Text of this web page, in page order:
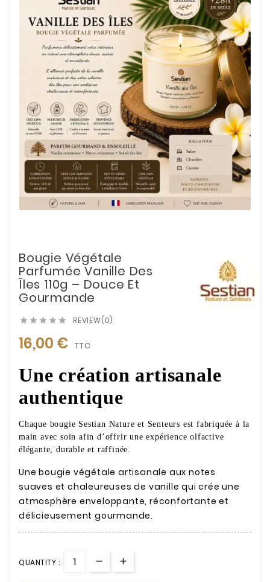
Bougie Végétale
Parfumée Vanille Des
Îles 110g – Douce Et
Gourmande
     REVIEW(0)
16,00 € TTC
Une création artisanale
authentique
Chaque bougie Sestian Nature et Senteurs est fabriquée à la
main avec soin afin d’offrir une expérience olfactive
élégante, durable et raffinée.
Une bougie végétale artisanale aux notes
suaves et chaleureuses de vanille qui crée une
atmosphère enveloppante, réconfortante et
délicieusement gourmande.
QUANTITY :